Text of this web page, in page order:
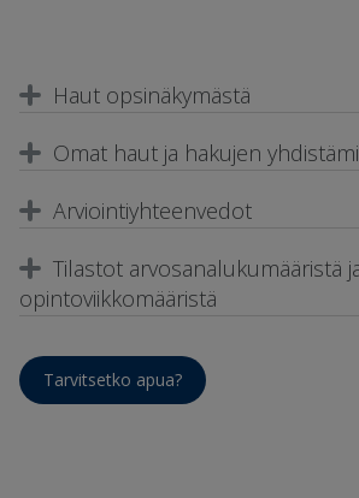
Haut opsinäkymästä
Omat haut ja hakujen
Arviointiyhteenvedot
Tilastot arvosanalukumääristä
opintoviikkomääristä
Tarvitsetko apua?